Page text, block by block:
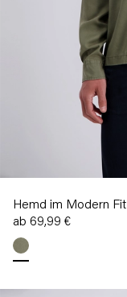
Hemd im Modern Fit
ab 69,99 €